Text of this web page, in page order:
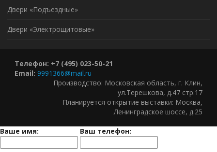
Двери «Подъездные»
Двери «Электрощитовые»
Телефон: +7 (495) 023-50-21
Email: 9991366@mail.ru
Производство: Московская область, г. Клин,
ул.Терешкова, д.47 стр.17
Планируется открытие выставки: Москва,
Ленинградское шоссе, д.25
Ваше имя: Ваш телефон: